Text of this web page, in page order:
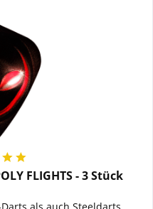
FLIGHTS - 3 Stück